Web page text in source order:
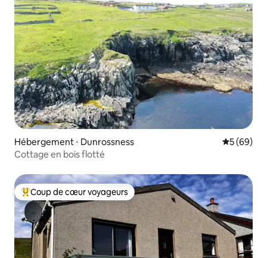
Hébergement ⋅ Dunrossness
5 (69)
Cottage en bois flotté
Coups de cœur voyageurs les plus appréciés
Coup de cœur voyageurs